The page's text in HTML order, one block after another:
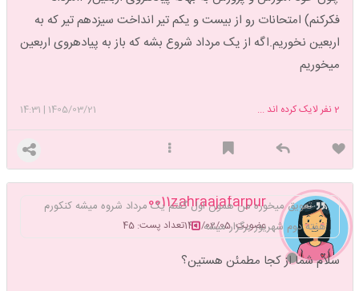
فکرکنم) امتحانات رو از بیست و یکم تیر انداخت سیزدهم تیر که به
اربعین نخوریم.اگه از یک مرداد شروع بشه که باز به پیادهروی اربعین
میخوریم
1405/03/21
|
14:31 2نفر لایک کرده اند ...
0011zahraajafarpur
عضویت: 1401/02/05 تعداد پست: 45
تعویق میخوره من همون اول گفتم یک مرداد شروه میشه کنکورم
هفته دوم شهریور برگزار میشه
سلام شما از کجا مطمئن هستین؟